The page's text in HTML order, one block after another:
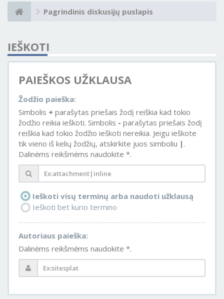
Pagrindinis diskusijų puslapis
IEŠKOTI
PAIEŠKOS UŽKLAUSA
Žodžio paieška:
Simbolis + parašytas priešais žodį reiškia kad tokio
žodžio reikia ieškoti. Simbolis - parašytas priešais žodį
reiškia kad tokio žodžio ieškoti nereikia. Jeigu ieškote
tik vieno iš kelių žodžių, atskirkite juos simboliu | .
Dalinėms reikšmėms naudokite *.
Ieškoti visų terminų arba naudoti užklausą
Ieškoti bet kurio termino
Autoriaus paieška:
Dalinėms reikšmėms naudokite *.